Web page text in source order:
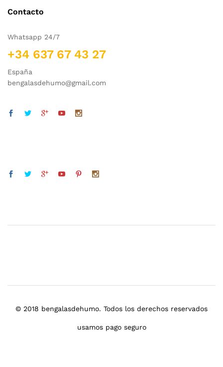
Contacto
Whatsapp 24/7
+34 637 67 43 27
España
bengalasdehumo@gmail.com
© 2018 bengalasdehumo. Todos los derechos reservados
usamos pago seguro